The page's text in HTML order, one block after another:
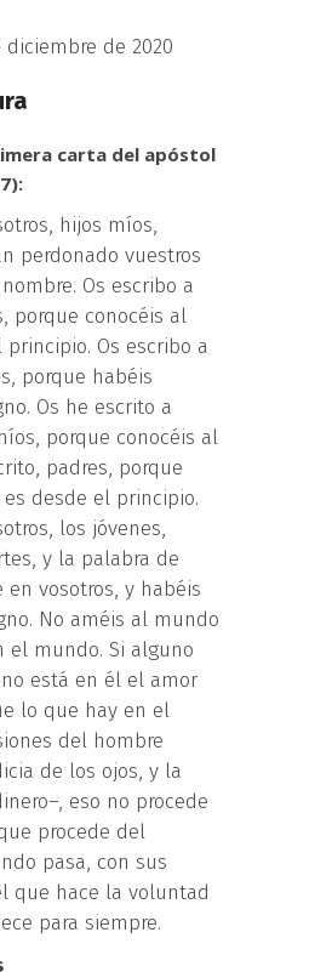
diciembre de 2020
carta del apóstol
hijos míos,
perdonado vuestros
Os escribo a
porque conocéis al
Os escribo a
porque habéis
Os he escrito a
porque conocéis al
padres, porque
desde el principio.
los jóvenes,
y la palabra de
en vosotros, y habéis
No améis al mundo
el mundo. Si alguno
está en él el amor
lo que hay en el
del hombre
de los ojos, y la
eso no procede
procede del
pasa, con sus
que hace la voluntad
para siempre.